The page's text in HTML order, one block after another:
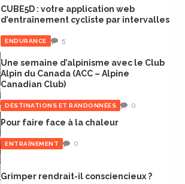
CUBE5D : votre application web
d’entraînement cycliste par intervalles
ENDURANCE 5
Une semaine d’alpinisme avec le Club
Alpin du Canada (ACC – Alpine
Canadian Club)
DESTINATIONS ET RANDONNÉES 0
Pour faire face à la chaleur
ENTRAÎNEMENT 0
Grimper rendrait-il consciencieux ?